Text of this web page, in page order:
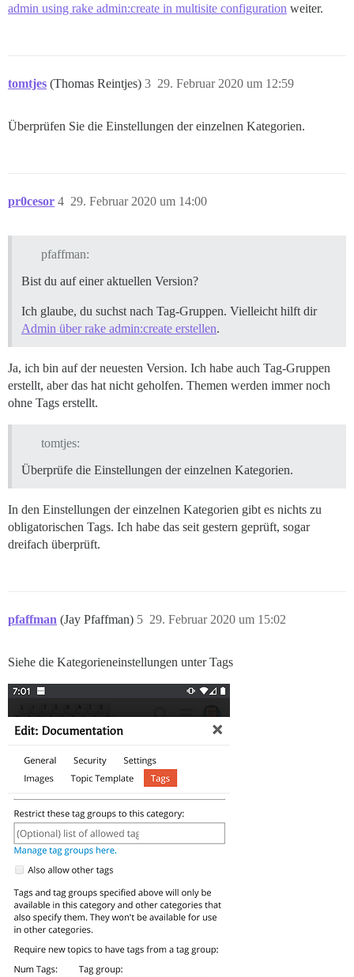
admin using rake admin:create in multisite configuration weiter.
tomtjes (Thomas Reintjes) 29. Februar 2020 um 12:59
3
Überprüfen Sie die Einstellungen der einzelnen Kategorien.
pr0cesor 29. Februar 2020 um 14:00
4
pfaffman:
Bist du auf einer aktuellen Version?
Ich glaube, du suchst nach Tag-Gruppen. Vielleicht hilft dir
Admin über rake admin:create erstellen.
Ja, ich bin auf der neuesten Version. Ich habe auch Tag-Gruppen
erstellt, aber das hat nicht geholfen. Themen werden immer noch
ohne Tags erstellt.
tomtjes:
Überprüfe die Einstellungen der einzelnen Kategorien.
In den Einstellungen der einzelnen Kategorien gibt es nichts zu
obligatorischen Tags. Ich habe das seit gestern geprüft, sogar
dreifach überprüft.
pfaffman (Jay Pfaffman) 29. Februar 2020 um 15:02
5
Siehe die Kategorieneinstellungen unter Tags